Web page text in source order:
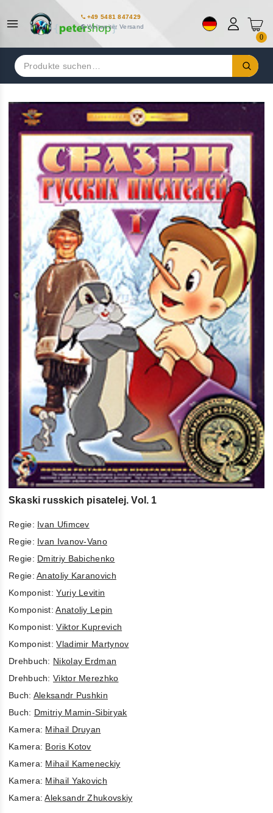
+49 5481 847429
Weltweiter Versand
0
Suchen
nach:
Skaski russkich pisatelej. Vol. 1
Regie: Ivan Ufimcev
Regie: Ivan Ivanov-Vano
Regie: Dmitriy Babichenko
Regie:Anatoliy Karanovich
Komponist:Yuriy Levitin
Komponist:Anatoliy Lepin
Komponist:Viktor Kuprevich
Komponist:Vladimir Martynov
Drehbuch: Nikolay Erdman
Drehbuch:Viktor Merezhko
Buch: Aleksandr Pushkin
Buch: Dmitriy Mamin-Sibiryak
Kamera: Mihail Druyan
Kamera: Boris Kotov
Kamera: Mihail Kameneckiy
Kamera: Mihail Yakovich
Kamera:Aleksandr Zhukovskiy